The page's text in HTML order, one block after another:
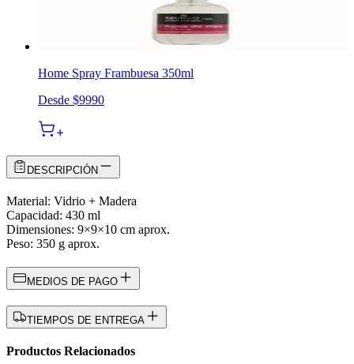
Home Spray Frambuesa 350ml
Desde $9990
DESCRIPCIÓN
Material: Vidrio + Madera
Capacidad: 430 ml
Dimensiones: 9×9×10 cm aprox.
Peso: 350 g aprox.
MEDIOS DE PAGO
TIEMPOS DE ENTREGA
Productos Relacionados